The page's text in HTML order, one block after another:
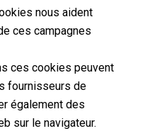
nous aident
ces campagnes
ces cookies peuvent
fournisseurs de
également des
sur le navigateur.